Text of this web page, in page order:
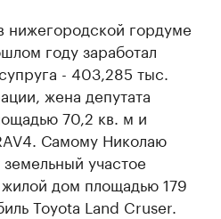
нижегородской гордуме
году заработал
- 403,285 тыс.
жена депутата
70,2 кв. м и
Самому Николаю
участое
дом площадью 179
Toyota Land Cruser.